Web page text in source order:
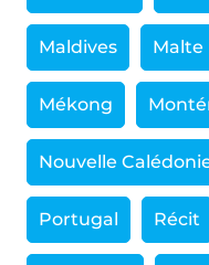
Maldives Malte
Mékong
Nouvelle
Portugal Récit